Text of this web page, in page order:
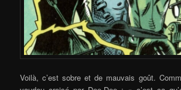
Voilà, c’est sobre et de mauvais goût.